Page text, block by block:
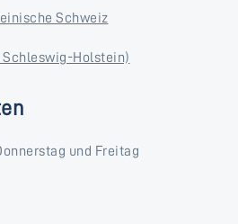
Schweiz
Schleswig-Holstein)
und Freitag